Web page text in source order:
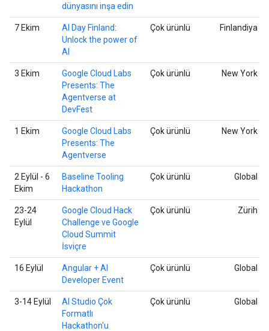
dünyasını inşa edin
7 Ekim
AI Day Finland:
Unlock the power of
AI
Çok ürünlü Finlandiya
3 Ekim
Google Cloud Labs
Presents: The
Agentverse at
DevFest
Çok ürünlü New York
1 Ekim
Google Cloud Labs
Presents: The
Agentverse
Çok ürünlü New York
2 Eylül - 6
Ekim
Baseline Tooling
Hackathon
Çok ürünlü Global
23-24
Eylül
Google Cloud Hack
Challenge ve Google
Cloud Summit
İsviçre
Çok ürünlü Zürih
16 Eylül
Angular + AI
Developer Event
Çok ürünlü Global
3-14 Eylül
AI Studio Çok
Formatlı
Hackathon'u
Çok ürünlü Global